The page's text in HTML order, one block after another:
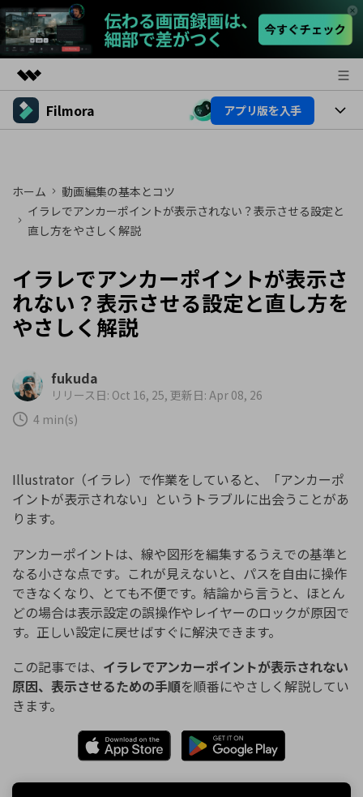
製品
ソリューション
企業情報
プラン＆価格
サポート
Filmora アプリ版を入手
プラットフォーム
製品機能
AI機能
AI機能
活用法
Filmoraのユーザー層
ビデオソリューション
動画編集関連知識
動画編集のコツ
サポート
カスタマーサポート
ブランド紹介
購入する
ホーム
動画編集の基本とコツ
イラレでアンカーポイントが表示されない？表示させる設定と
直し方をやさしく解説
イラレでアンカーポイントが表示さ
れない？表示させる設定と直し方を
やさしく解説
fukuda
リリース日: Oct 16, 25, 更新日: Apr 08, 26
4 min(s)
Illustrator（イラレ）で作業をしていると、「アンカーポ
イントが表示されない」というトラブルに出会うことがあ
ります。
アンカーポイントは、線や図形を編集するうえでの基準と
なる小さな点です。これが見えないと、パスを自由に操作
できなくなり、とても不便です。結論から言うと、ほとん
どの場合は表示設定の誤操作やレイヤーのロックが原因で
す。正しい設定に戻せばすぐに解決できます。
この記事では、 イラレでアンカーポイントが表示されない
原因、表示させるための手順を順番にやさしく解説してい
きます。